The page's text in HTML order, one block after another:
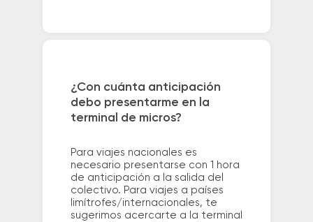
¿Con cuánta anticipación
debo presentarme en la
terminal de micros?
Para viajes nacionales es
necesario presentarse con 1 hora
de anticipación a la salida del
colectivo. Para viajes a países
limítrofes/internacionales, te
sugerimos acercarte a la terminal